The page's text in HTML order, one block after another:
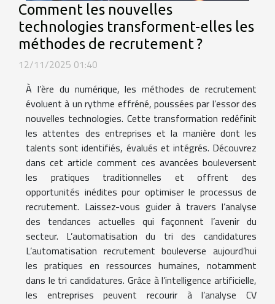
Comment les nouvelles
technologies transforment-elles les
méthodes de recrutement ?
12/11/2025 01:40
À l’ère du numérique, les méthodes de recrutement
évoluent à un rythme effréné, poussées par l’essor des
nouvelles technologies. Cette transformation redéfinit
les attentes des entreprises et la manière dont les
talents sont identifiés, évalués et intégrés. Découvrez
dans cet article comment ces avancées bouleversent
les pratiques traditionnelles et offrent des
opportunités inédites pour optimiser le processus de
recrutement. Laissez-vous guider à travers l’analyse
des tendances actuelles qui façonnent l’avenir du
secteur. L’automatisation du tri des candidatures
L’automatisation recrutement bouleverse aujourd’hui
les pratiques en ressources humaines, notamment
dans le tri candidatures. Grâce à l’intelligence artificielle,
les entreprises peuvent recourir à l’analyse CV